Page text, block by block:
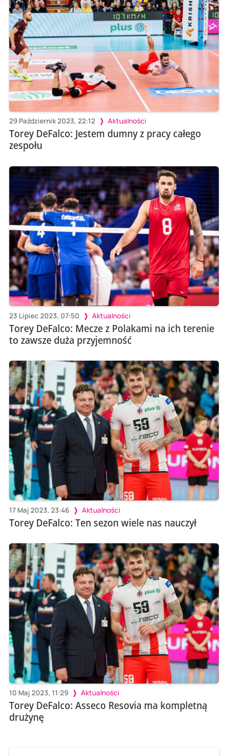
29 Październik 2023, 22:12 Aktualności
Torey DeFalco: Jestem dumny z pracy całego
zespołu
23 Lipiec 2023, 07:50 Aktualności
Torey DeFalco: Mecze z Polakami na ich terenie
to zawsze duża przyjemność
17 Maj 2023, 23:46 Aktualności
Torey DeFalco: Ten sezon wiele nas nauczył
10 Maj 2023, 11:29 Aktualności
Torey DeFalco: Asseco Resovia ma kompletną
drużynę